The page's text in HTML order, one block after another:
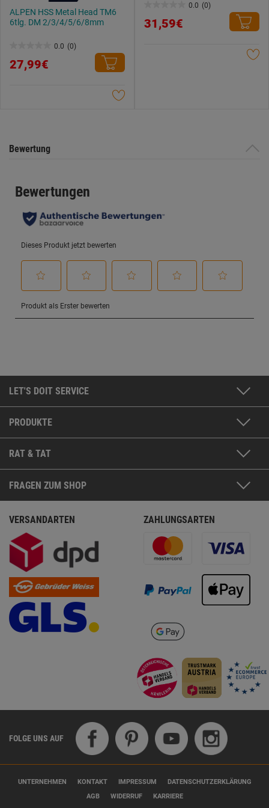
ALPEN HSS Metal Head TM6
6tlg. DM 2/3/4/5/6/8mm
0.0 (0)
von
27,99€
0.0 (0)
von
31,59€
Bewertung
LET'S DOIT SERVICE
PRODUKTE
RAT & TAT
FRAGEN ZUM SHOP
VERSANDARTEN ZAHLUNGSARTEN
FOLGE UNS AUF
UNTERNEHMEN KONTAKT IMPRESSUM
DATENSCHUTZERKLÄRUNG
AGB
WIDERRUF KARRIERE